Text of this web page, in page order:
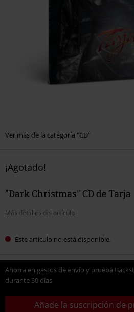
Ver más de la categoría "CD"
¡Agotado!
"Dark Christmas" CD de Tarja
Más detalles del artículo
Este artículo no está disponible.
Ahorra en gastos de envío y prueba
durante 30 días
Añade la suscripción de